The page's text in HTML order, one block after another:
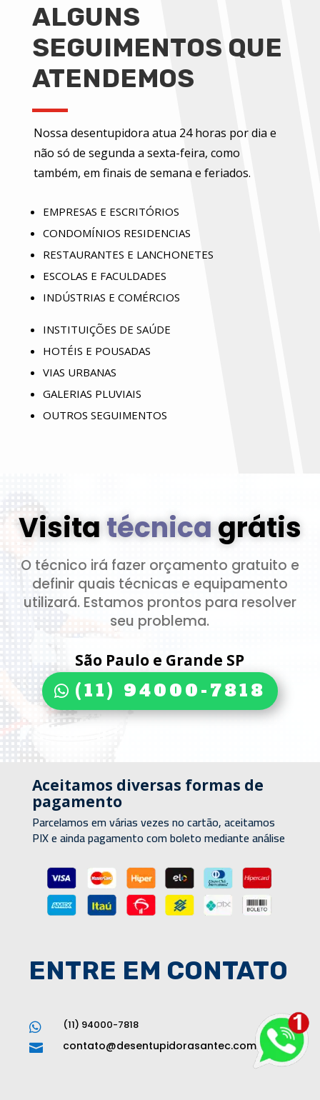
ALGUNS
SEGUIMENTOS QUE
ATENDEMOS
Nossa desentupidora atua 24 horas por dia e
não só de segunda a sexta-feira, como
também, em finais de semana e feriados.
EMPRESAS E ESCRITÓRIOS
CONDOMÍNIOS RESIDENCIAS
RESTAURANTES E LANCHONETES
ESCOLAS E FACULDADES
INDÚSTRIAS E COMÉRCIOS
INSTITUIÇÕES DE SAÚDE
HOTÉIS E POUSADAS
VIAS URBANAS
GALERIAS PLUVIAIS
OUTROS SEGUIMENTOS
Visitatécnicagrátis
O técnico irá fazer orçamento gratuito e
definir quais técnicas e equipamento
utilizará. Estamos prontos para resolver
seu problema.
São Paulo e Grande SP
(11) 94000-7818
Aceitamos diversas formas de
pagamento
Parcelamos em várias vezes no cartão, aceitamos
PIX e ainda pagamento com boleto mediante análise
ENTRE EM CONTATO

(11) 94000-7818

contato@desentupidorasantec.com.br